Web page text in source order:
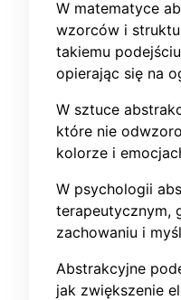
W matematyce
wzorców i
takiemu
opierając się na
W sztuce
które nie
kolorze i
W psychologii
terapeutycznym,
zachowaniu i
Abstrakcyjne
jak zwiększenie